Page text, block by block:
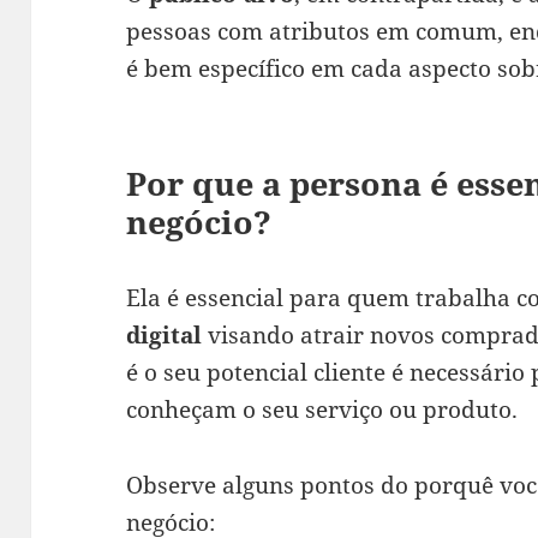
pessoas com atributos em comum,
é bem específico em cada aspecto
Por que a persona é
negócio?
Ela é essencial para quem trabalha
digitalvisando atrair novos
é o seu potencial cliente é necessário
conheçam o seu serviço ou produto.
Observe alguns pontos do porquê
negócio: